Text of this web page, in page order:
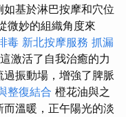
基於淋巴按摩和穴位
微妙的組織角度來
毒 新北按摩服務 抓漏
這激活了自我治癒的力
振動場，增強了脾脈
整復結合 橙花油與之
溫暖，正午陽光的淡